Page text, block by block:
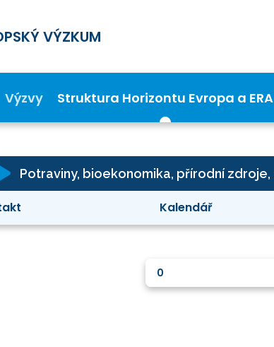
VÝZKUM
Výzvy Struktura Horizontu Evropa a ERA
Kalendář
0